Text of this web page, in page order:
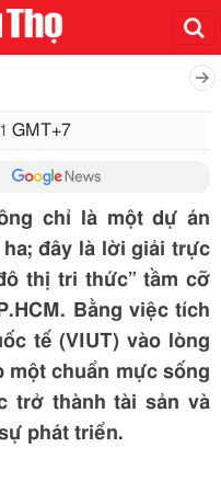
GMT+7
chỉ là một dự án
ha; đây là lời giải trực
thị tri thức” tầm cỡ
Bằng việc tích
tế (VIUT) vào lòng
một chuẩn mực sống
trở thành tài sản và
phát triển.